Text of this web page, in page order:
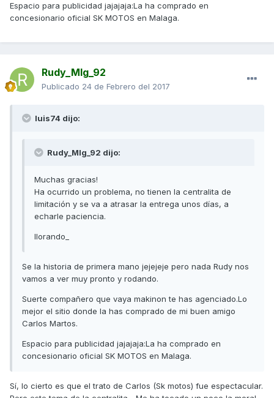
Espacio para publicidad jajajaja:La ha comprado en
concesionario oficial SK MOTOS en Malaga.
Rudy_Mlg_92
Publicado 24 de Febrero del 2017
luis74 dijo:
Rudy_Mlg_92 dijo:
Muchas gracias!
Ha ocurrido un problema, no tienen la centralita de
limitación y se va a atrasar la entrega unos días, a
echarle paciencia.
llorando_
Se la historia de primera mano jejejeje pero nada Rudy nos
vamos a ver muy pronto y rodando.
Suerte compañero que vaya makinon te has agenciado.Lo
mejor el sitio donde la has comprado de mi buen amigo
Carlos Martos.
Espacio para publicidad jajajaja:La ha comprado en
concesionario oficial SK MOTOS en Malaga.
Sí, lo cierto es que el trato de Carlos (Sk motos) fue espectacular.